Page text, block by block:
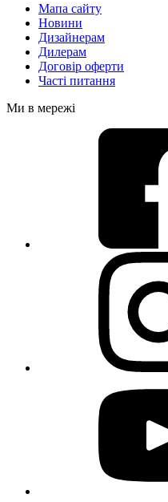
Мапа сайту
Новини
Дизайнерам
Дилерам
Договір оферти
Часті питання
Ми в мережі